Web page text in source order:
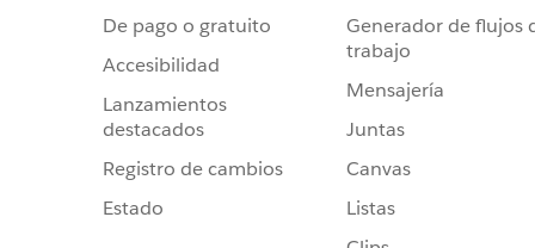
De pago o gratuito
Accesibilidad
Lanzamientos
destacados
Registro de cambios
Estado
Generador de flujos
trabajo
Mensajería
Juntas
Canvas
Listas